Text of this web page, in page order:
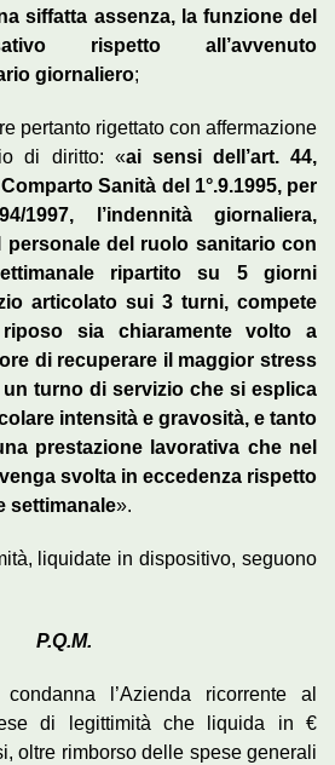
siffatta assenza, la funzione del
rispetto all’avvenuto
giornaliero;
pertanto rigettato con affermazione
di diritto: «ai sensi dell’art. 44,
Sanità del 1°.9.1995, per
1997, l’indennità giornaliera,
personale del ruolo sanitario con
ripartito su 5 giorni
articolato sui 3 turni, compete
sia chiaramente volto a
di recuperare il maggior stress
turno di servizio che si esplica
intensità e gravosità, e tanto
prestazione lavorativa che nel
svolta in eccedenza rispetto
settimanale».
liquidate in dispositivo, seguono
P.Q.M.
l’Azienda ricorrente al
di legittimità che liquida in €
oltre rimborso delle spese generali